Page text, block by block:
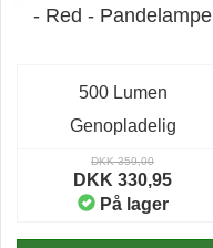
- Red - Pandelampe
500 Lumen
Genopladelig
DKK 359,00
DKK 330,95
På lager